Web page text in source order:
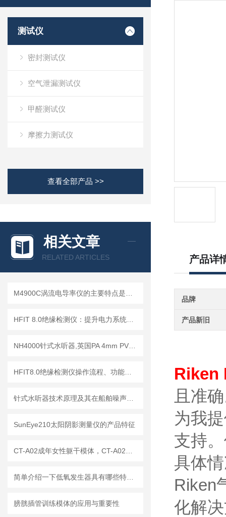
测试仪
密封测试仪
空气泄漏测试仪
甲醛测试仪
摩擦力测试仪
查看全部产品 >>
相关文章
RELATED ARTICLES
SunEye210太阳阴影测量仪的产品特征
膀胱插管训练模体的应用与重要性
产品详
品牌
产品新旧
Riken
且准
为我
支持
具体
Riken
化解